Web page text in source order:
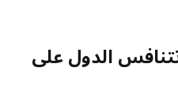
الدول على